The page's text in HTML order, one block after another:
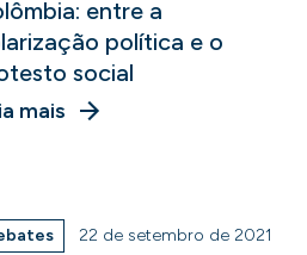
entre a
política e o
social
mais
22 de setembro de 2021